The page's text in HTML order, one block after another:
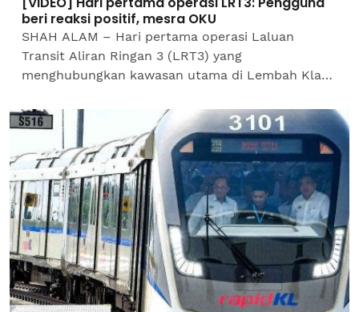
beri reaksi positif, mesra OKU
SHAH ALAM – Hari pertama operasi Laluan
Transit Aliran Ringan 3 (LRT3) yang
menghubungkan kawasan utama di Lembah Klang
apabila ia berjalan lancar meskipun...